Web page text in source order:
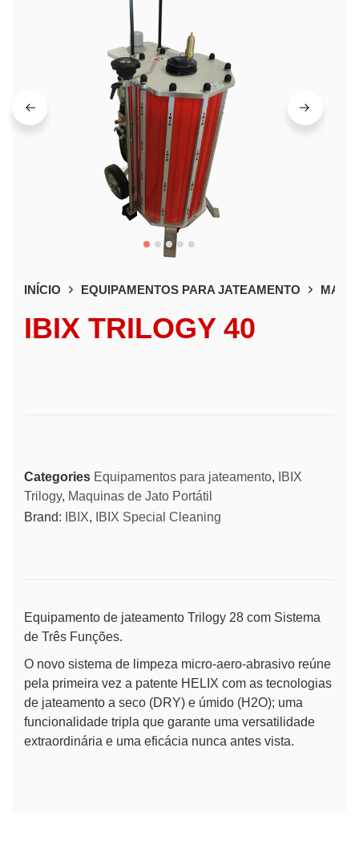
INÍCIO EQUIPAMENTOS PARA JATEAMENTO
IBIX TRILOGY 40
Categories Equipamentos para jateamento,
IBIX
Trilogy, Maquinas de Jato Portátil
Brand:
IBIX, IBIX Special Cleaning
Equipamento de jateamento Trilogy 28 com Sistema
de Três Funções.
O novo sistema de limpeza micro-aero-abrasivo reúne
pela primeira vez a patente HELIX com as tecnologias
de jateamento a seco (DRY) e úmido (H2O); uma
funcionalidade tripla que garante uma versatilidade
extraordinária e uma eficácia nunca antes vista.